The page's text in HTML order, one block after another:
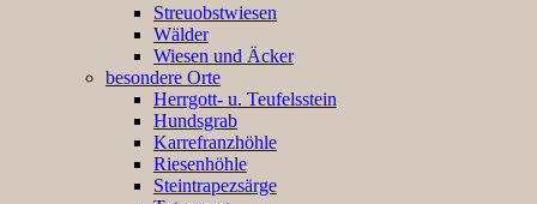
Streuobstwiesen
Wälder
Wiesen und Äcker
besondere Orte
Herrgott- u. Teufelsstein
Hundsgrab
Karrefranzhöhle
Riesenhöhle
Steintrapezsärge